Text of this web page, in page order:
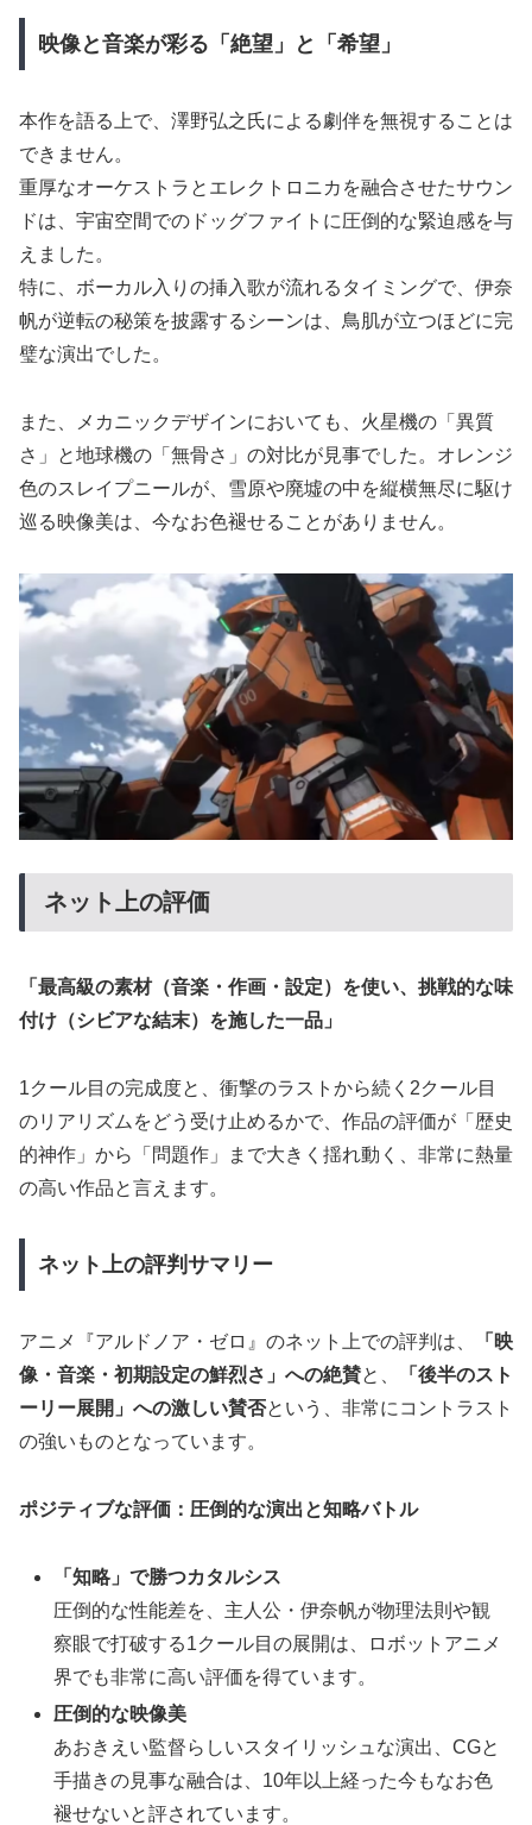
映像と音楽が彩る「絶望」と「希望」
本作を語る上で、澤野弘之氏による劇伴を無視することは
できません。
重厚なオーケストラとエレクトロニカを融合させたサウン
ドは、宇宙空間でのドッグファイトに圧倒的な緊迫感を与
えました。
特に、ボーカル入りの挿入歌が流れるタイミングで、伊奈
帆が逆転の秘策を披露するシーンは、鳥肌が立つほどに完
璧な演出でした。
また、メカニックデザインにおいても、火星機の「異質
さ」と地球機の「無骨さ」の対比が見事でした。オレンジ
色のスレイプニールが、雪原や廃墟の中を縦横無尽に駆け
巡る映像美は、今なお色褪せることがありません。
ネット上の評価
「最高級の素材（音楽・作画・設定）を使い、挑戦的な味
付け（シビアな結末）を施した一品」
1クール目の完成度と、衝撃のラストから続く2クール目
のリアリズムをどう受け止めるかで、作品の評価が「歴史
的神作」から「問題作」まで大きく揺れ動く、非常に熱量
の高い作品と言えます。
ネット上の評判サマリー
アニメ『アルドノア・ゼロ』のネット上での評判は、
「映
像・音楽・初期設定の鮮烈さ」への絶賛と、
「後半のスト
ーリー展開」への激しい賛否という、非常にコントラスト
の強いものとなっています。
ポジティブな評価：圧倒的な演出と知略バトル
「知略」で勝つカタルシス
圧倒的な性能差を、主人公・伊奈帆が物理法則や観
察眼で打破する1クール目の展開は、ロボットアニメ
界でも非常に高い評価を得ています。
圧倒的な映像美
あおきえい監督らしいスタイリッシュな演出、CGと
手描きの見事な融合は、10年以上経った今もなお色
褪せないと評されています。